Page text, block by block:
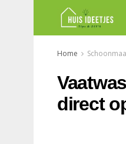
Home
direct